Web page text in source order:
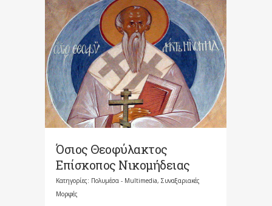
Όσιος Θεοφύλακτος
Επίσκοπος Νικομήδειας
Κατηγορίες: Πολυμέσα - Multimedia, Συναξαριακές
Μορφές